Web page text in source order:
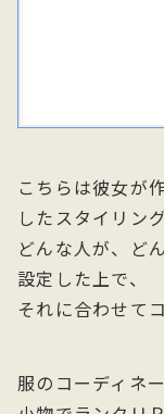
こちらは彼女が
したスタイリング
どんな人が、ど
設定した上で、
それに合わせて
服のコーディネ